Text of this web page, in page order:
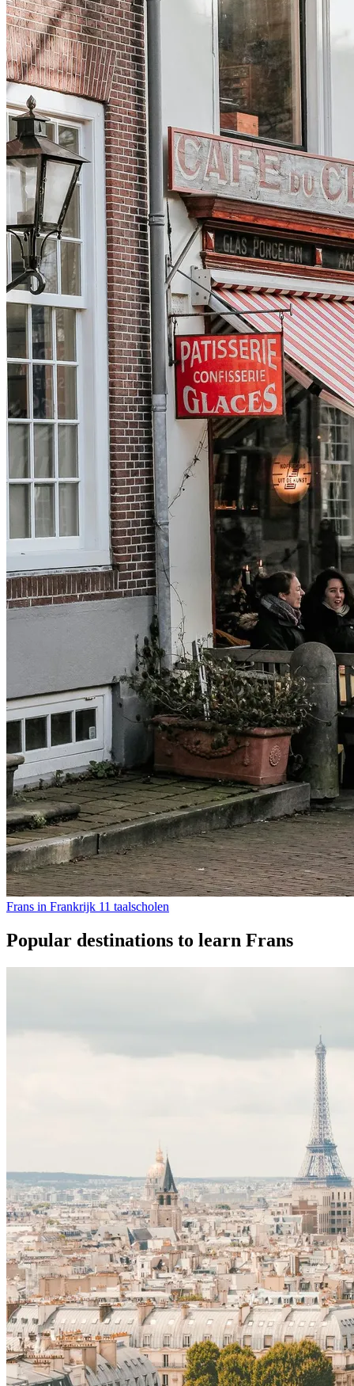
Frans in Frankrijk 11 taalscholen
Popular destinations to learn Frans